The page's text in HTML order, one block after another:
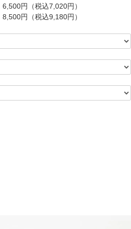
6,500円（税込7,020円）
8,500円（税込9,180円）